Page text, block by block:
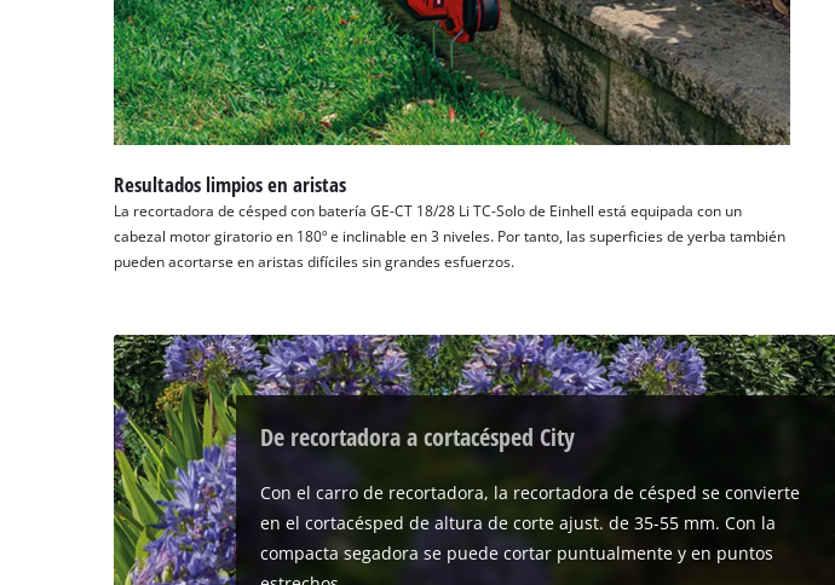
Resultados limpios en aristas
La recortadora de césped con batería GE-CT 18/28 Li TC-Solo de Einhell está equipada con un
cabezal motor giratorio en 180º e inclinable en 3 niveles. Por tanto, las superficies de yerba también
pueden acortarse en aristas difíciles sin grandes esfuerzos.
De recortadora a cortacésped City
Con el carro de recortadora, la recortadora de césped se convierte
en el cortacésped de altura de corte ajust. de 35-55 mm. Con la
compacta segadora se puede cortar puntualmente y en puntos